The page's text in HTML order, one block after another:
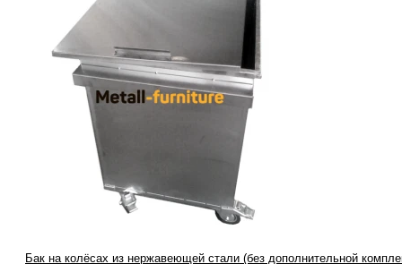
Бак на колёсах из нержавеющей стали (без дополнительной